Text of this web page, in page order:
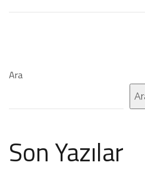
Ara
Son Yazılar